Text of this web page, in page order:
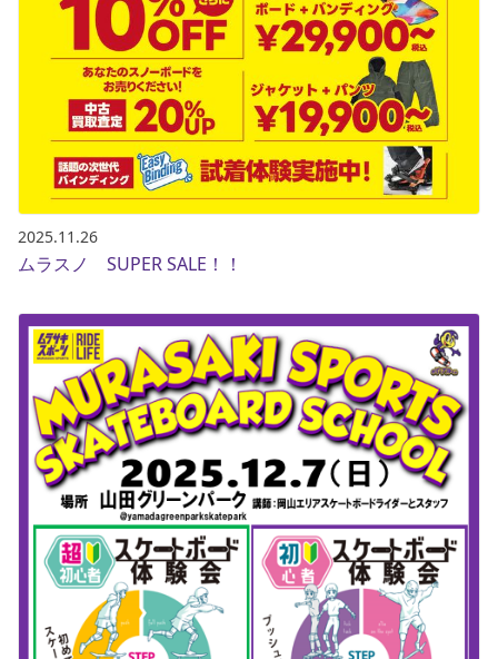
2025.11.26
ムラスノ SUPER SALE！！